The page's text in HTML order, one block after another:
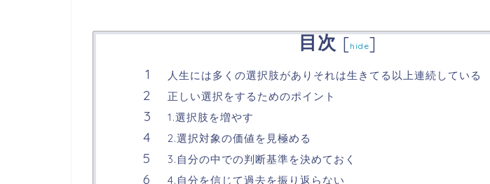
目次 [hide]
人生には多くの選択肢がありそれは生きてる以上連続している
正しい選択をするためのポイント
1.選択肢を増やす
2.選択対象の価値を見極める
3.自分の中での判断基準を決めておく
4.自分を信じて過去を振り返らない